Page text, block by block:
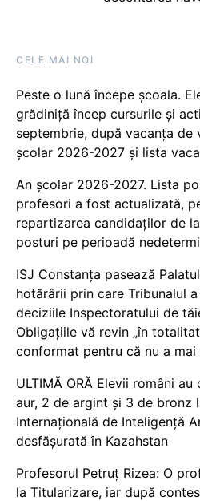
CELE MAI NOI
Peste o lună începe școala.
grădiniță încep cursurile și
septembrie, după vacanța de
școlar 2026-2027 și lista
An școlar 2026-2027. Lista
profesori a fost actualizată,
repartizarea candidaților de
posturi pe perioadă
ISJ Constanța pasează
hotărârii prin care Tribunalul
deciziile Inspectoratului de
Obligațiile vă revin „în
conformat pentru că nu a
ULTIMĂ ORĂ Elevii români
aur, 2 de argint și 3 de bronz
Internațională de Inteligență
desfășurată în Kazahstan
Profesorul Petruț Rizea: O
la Titularizare, iar după